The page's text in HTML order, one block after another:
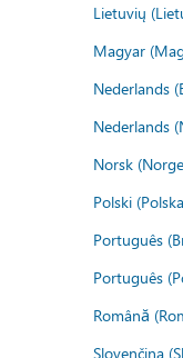
Lietuvių
Magyar
Nederlands
Nederlands
Norsk
Polski
Português
Português
Română
Slovenčina